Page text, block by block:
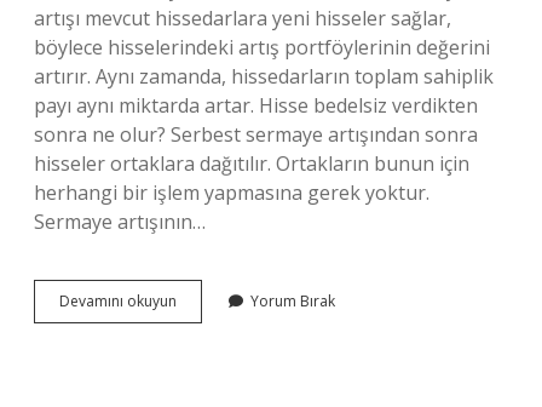
artışı mevcut hissedarlara yeni hisseler sağlar,
böylece hisselerindeki artış portföylerinin değerini
artırır. Aynı zamanda, hissedarların toplam sahiplik
payı aynı miktarda artar. Hisse bedelsiz verdikten
sonra ne olur? Serbest sermaye artışından sonra
hisseler ortaklara dağıtılır. Ortakların bunun için
herhangi bir işlem yapmasına gerek yoktur.
Sermaye artışının…
Devamını okuyun Bedelsiz
Olunca
Yorum Bırak